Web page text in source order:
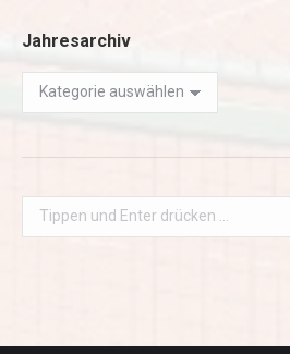
Jahresarchiv
Jahresarchiv
Search: